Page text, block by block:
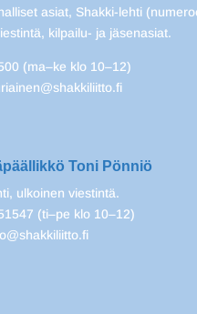
asiat, Shakki-lehti
kilpailu- ja jäsenasiat.
(ma–ke klo 10–12)
Toni Pönniö
ulkoinen viestintä.
(ti–pe klo 10–12)